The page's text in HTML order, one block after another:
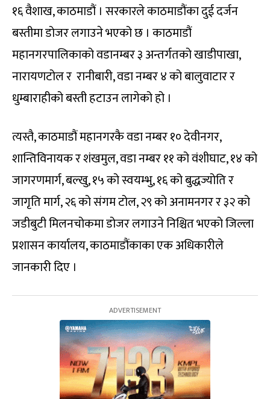
१६ वैशाख, काठमाडौं । सरकारले काठमाडौंका दुई दर्जन
बस्तीमा डोजर लगाउने भएको छ । काठमाडौं
महानगरपालिकाको वडानम्बर ३ अन्तर्गतको खाडीपाखा,
नारायणटोल र रानीबारी, वडा नम्बर ४ को बालुवाटार र
धुम्बाराहीको बस्ती हटाउन लागेको हो ।
त्यस्तै, काठमाडौं महानगरकै वडा नम्बर १० देवीनगर,
शान्तिविनायक र शंखमुल, वडा नम्बर ११ को वंशीघाट, १४ को
जागरणमार्ग, बल्खु, १५ को स्वयम्भु, १६ को बुद्धज्योति र
जागृति मार्ग, २६ को संगम टोल, २९ को अनामनगर र ३२ को
जडीबुटी मिलनचोकमा डोजर लगाउने निश्चित भएको जिल्ला
प्रशासन कार्यालय, काठमाडौंकाका एक अधिकारीले
जानकारी दिए ।